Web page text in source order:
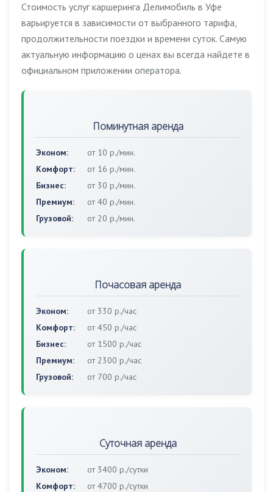
Стоимость услуг каршеринга Делимобиль в Уфе
варьируется в зависимости от выбранного тарифа,
продолжительности поездки и времени суток. Самую
актуальную информацию о ценах вы всегда найдете в
официальном приложении оператора.
Поминутная аренда
Эконом:
от 10 р./мин.
Комфорт:
от 16 р./мин.
Бизнес:
от 30 р./мин.
Премиум:
от 40 р./мин.
Грузовой:
от 20 р./мин.
Почасовая аренда
Эконом:
от 330 р./час
Комфорт:
от 450 р./час
Бизнес:
от 1500 р./час
Премиум:
от 2300 р./час
Грузовой:
от 700 р./час
Суточная аренда
Эконом:
от 3400 р./сутки
Комфорт:
от 4700 р./сутки